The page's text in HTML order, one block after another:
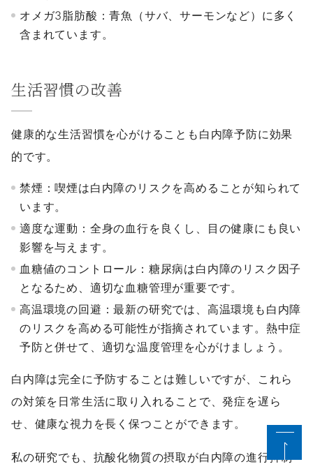
オメガ3脂肪酸：青魚（サバ、サーモンなど）に多く
含まれています。
生活習慣の改善
健康的な生活習慣を心がけることも白内障予防に効果
的です。
禁煙：喫煙は白内障のリスクを高めることが知られて
います。
適度な運動：全身の血行を良くし、目の健康にも良い
影響を与えます。
血糖値のコントロール：糖尿病は白内障のリスク因子
となるため、適切な血糖管理が重要です。
高温環境の回避：最新の研究では、高温環境も白内障
のリスクを高める可能性が指摘されています。熱中症
予防と併せて、適切な温度管理を心がけましょう。
白内障は完全に予防することは難しいですが、これら
の対策を日常生活に取り入れることで、発症を遅ら
せ、健康な視力を長く保つことができます。
私の研究でも、抗酸化物質の摂取が白内障の進行抑制